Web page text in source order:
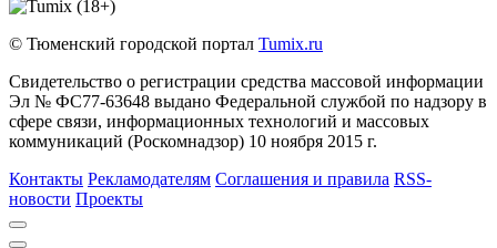
© Тюменский городской портал Tumix.ru
Свидетельство о регистрации средства массовой информации
Эл № ФС77-63648 выдано Федеральной службой по надзору в
сфере связи, информационных технологий и массовых
коммуникаций (Роскомнадзор) 10 ноября 2015 г.
Контакты Рекламодателям Соглашения и правила RSS-
новости Проекты